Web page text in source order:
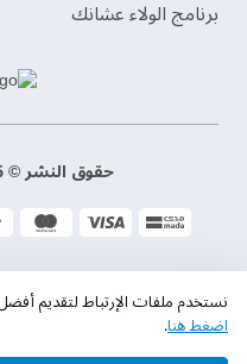
برنامج الولاء عشانك
حقوق النشر © 2026 دهانات الجزيرة
سياسة
السجل التجاري.
نستخدم ملفات الإرتباط لتقديم
اضغط هنا.